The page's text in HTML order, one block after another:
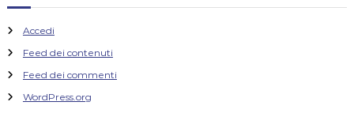
Accedi
Feed dei contenuti
Feed dei commenti
WordPress.org